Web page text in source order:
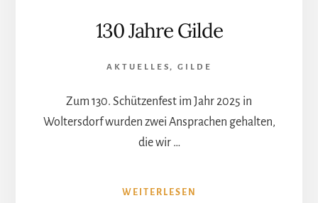
130 Jahre Gilde
AKTUELLES , GILDE
Zum 130. Schützenfest im Jahr 2025 in
Woltersdorf wurden zwei Ansprachen gehalten,
die wir …
WEITERLESEN